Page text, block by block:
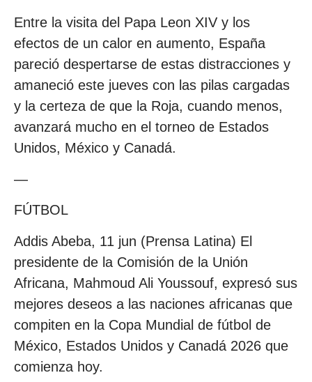
Entre la visita del Papa Leon XIV y los
efectos de un calor en aumento, España
pareció despertarse de estas distracciones y
amaneció este jueves con las pilas cargadas
y la certeza de que la Roja, cuando menos,
avanzará mucho en el torneo de Estados
Unidos, México y Canadá.
—
FÚTBOL
Addis Abeba, 11 jun (Prensa Latina) El
presidente de la Comisión de la Unión
Africana, Mahmoud Ali Youssouf, expresó sus
mejores deseos a las naciones africanas que
compiten en la Copa Mundial de fútbol de
México, Estados Unidos y Canadá 2026 que
comienza hoy.